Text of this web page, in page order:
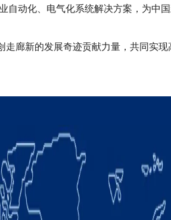
自动化、电气化系统解决方案，为中
廊新的发展奇迹贡献力量，共同实现